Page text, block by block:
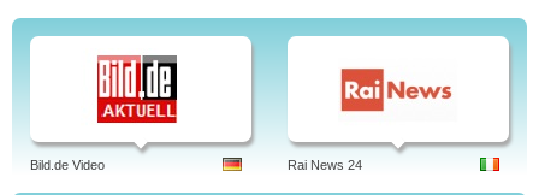
Bild.de Video Rai News 24